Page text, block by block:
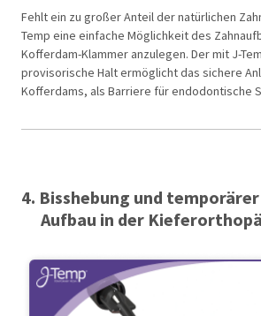
Fehlt ein zu großer Anteil der natürlichen
Temp eine einfache Möglichkeit des
Kofferdam-Klammer anzulegen. Der mit J-
provisorische Halt ermöglicht das sichere
Kofferdams, als Barriere für endodontische
4. Bisshebung und
Aufbau in der